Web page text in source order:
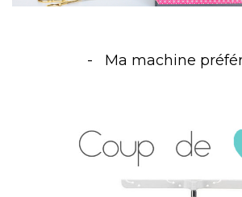
Ma machine